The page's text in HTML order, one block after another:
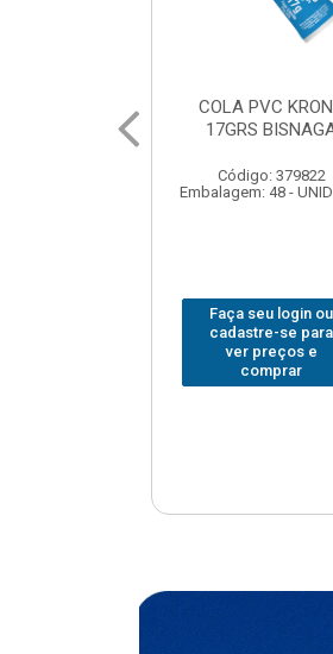
CURVA
GALVANIZADO
Código: 379867
Embalagem: 1 -
Faça seu login ou
cadastre-se para
ver preços e
comprar